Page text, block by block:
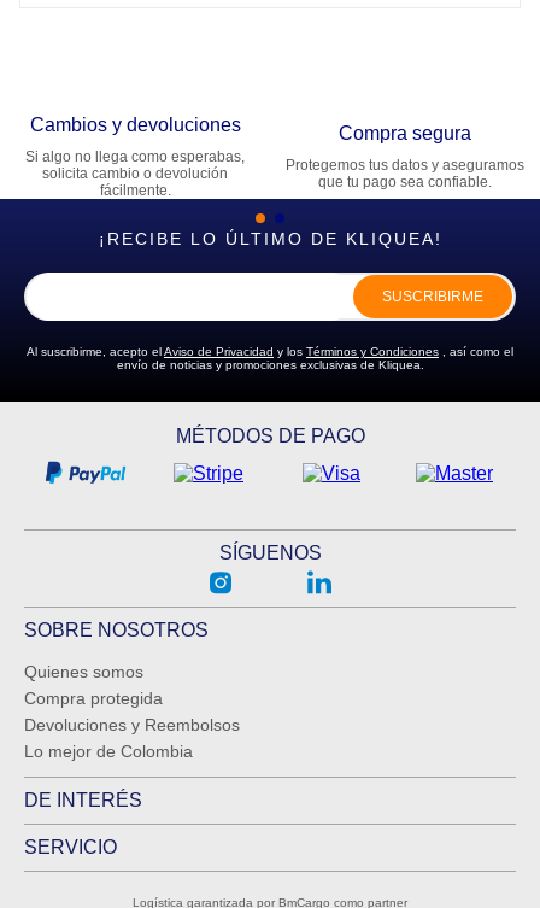
Cambios y devoluciones
Si algo no llega como esperabas,
solicita cambio o devolución
fácilmente.
Compra segura
Protegemos tus datos y aseguramos
que tu pago sea confiable.
¡RECIBE LO ÚLTIMO DE KLIQUEA!
SUSCRIBIRME
Al suscribirme, acepto elAviso de Privacidad y los Términos y Condiciones , así como el
envío de noticias y promociones exclusivas de Kliquea.
MÉTODOS DE PAGO
SÍGUENOS
SOBRE NOSOTROS
Quienes somos
Compra protegida
Devoluciones y Reembolsos
Lo mejor de Colombia
DE INTERÉS
SERVICIO
Logística garantizada por BmCargo como partner